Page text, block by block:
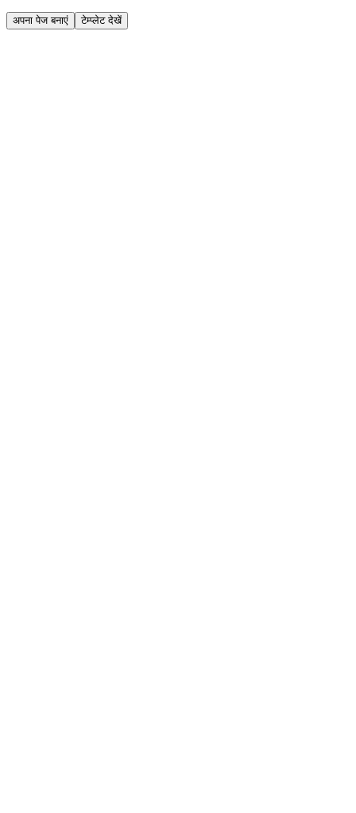
अपना पेज बनाएं टेम्प्लेट देखें